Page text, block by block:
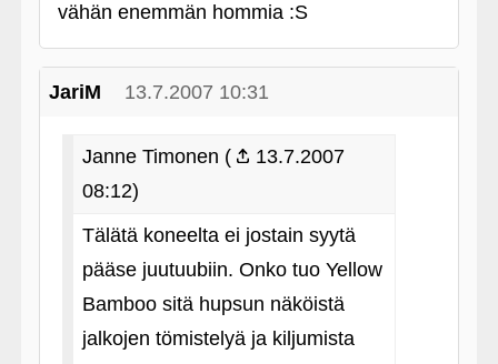
vähän enemmän hommia :S
JariM 13.7.2007 10:31
Janne Timonen (
13.7.2007
08:12)
Tälätä koneelta ei jostain syytä
pääse juutuubiin. Onko tuo Yellow
Bamboo sitä hupsun näköistä
jalkojen tömistelyä ja kiljumista